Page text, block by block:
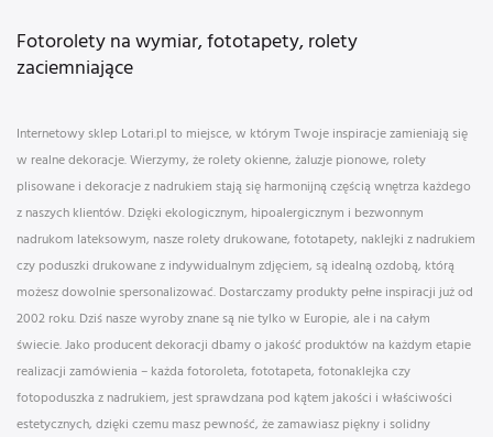
Fotorolety na wymiar, fototapety, rolety
zaciemniające
Internetowy sklep Lotari.pl to miejsce, w którym Twoje inspiracje zamieniają się
w realne dekoracje. Wierzymy, że rolety okienne, żaluzje pionowe, rolety
plisowane i dekoracje z nadrukiem stają się harmonijną częścią wnętrza każdego
z naszych klientów. Dzięki ekologicznym, hipoalergicznym i bezwonnym
nadrukom lateksowym, nasze rolety drukowane, fototapety, naklejki z nadrukiem
czy poduszki drukowane z indywidualnym zdjęciem, są idealną ozdobą, którą
możesz dowolnie spersonalizować. Dostarczamy produkty pełne inspiracji już od
2002 roku. Dziś nasze wyroby znane są nie tylko w Europie, ale i na całym
świecie. Jako producent dekoracji dbamy o jakość produktów na każdym etapie
realizacji zamówienia – każda fotoroleta, fototapeta, fotonaklejka czy
fotopoduszka z nadrukiem, jest sprawdzana pod kątem jakości i właściwości
estetycznych, dzięki czemu masz pewność, że zamawiasz piękny i solidny